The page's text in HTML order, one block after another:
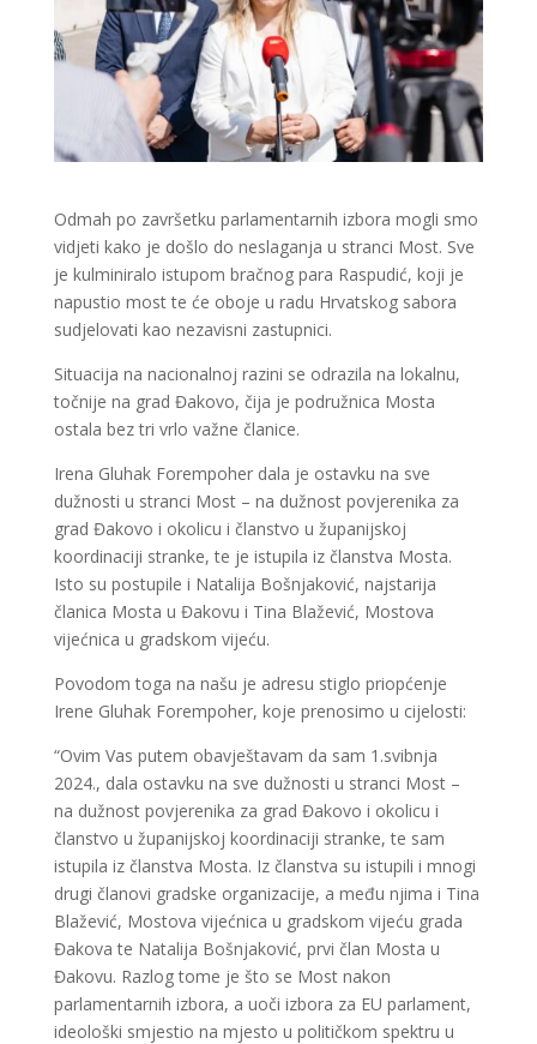
Odmah po završetku parlamentarnih izbora mogli smo
vidjeti kako je došlo do neslaganja u stranci Most. Sve
je kulminiralo istupom bračnog para Raspudić, koji je
napustio most te će oboje u radu Hrvatskog sabora
sudjelovati kao nezavisni zastupnici.
Situacija na nacionalnoj razini se odrazila na lokalnu,
točnije na grad Đakovo, čija je podružnica Mosta
ostala bez tri vrlo važne članice.
Irena Gluhak Forempoher dala je ostavku na sve
dužnosti u stranci Most – na dužnost povjerenika za
grad Đakovo i okolicu i članstvo u županijskoj
koordinaciji stranke, te je istupila iz članstva Mosta.
Isto su postupile i Natalija Bošnjaković, najstarija
članica Mosta u Đakovu i Tina Blažević, Mostova
vijećnica u gradskom vijeću.
Povodom toga na našu je adresu stiglo priopćenje
Irene Gluhak Forempoher, koje prenosimo u cijelosti:
“Ovim Vas putem obavještavam da sam 1.svibnja
2024., dala ostavku na sve dužnosti u stranci Most –
na dužnost povjerenika za grad Đakovo i okolicu i
članstvo u županijskoj koordinaciji stranke, te sam
istupila iz članstva Mosta. Iz članstva su istupili i mnogi
drugi članovi gradske organizacije, a među njima i Tina
Blažević, Mostova vijećnica u gradskom vijeću grada
Đakova te Natalija Bošnjaković, prvi član Mosta u
Đakovu. Razlog tome je što se Most nakon
parlamentarnih izbora, a uoči izbora za EU parlament,
ideološki smjestio na mjesto u političkom spektru u